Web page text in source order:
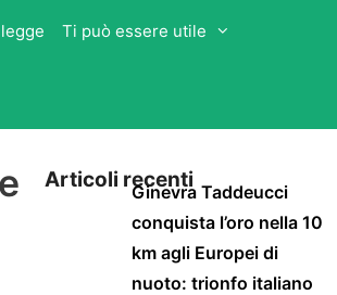
Ti può essere utile
Articoli recentiGinevra Taddeucci
conquista l’oro nella 10
km agli Europei di
nuoto: trionfo italiano